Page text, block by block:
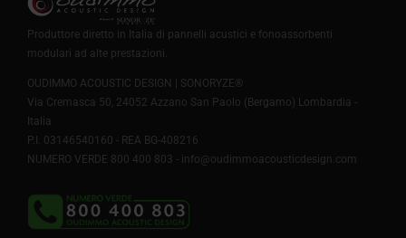
Produttore diretto in Italia di pannelli acustici e fonoassorbenti
modulari ad alte prestazioni.
OUDIMMO ACOUSTIC DESIGN | SONORYZE®
Via Cremasca 50, 24052 Azzano San Paolo (Bergamo) Lombardia -
Italia
P.I. 03146540160 - REA BG-408216
NUMERO VERDE 800 400 803 - info@oudimmoacousticdesign.com